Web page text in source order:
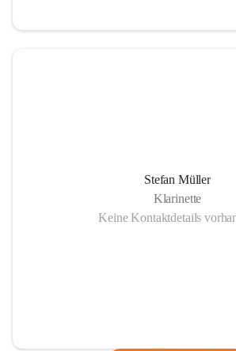
Stefan Müller
Klarinette
Keine Kontaktdetails